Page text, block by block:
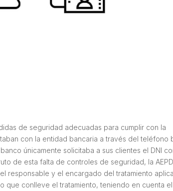
de seguridad adecuadas para cumplir con la
con la entidad bancaria a través del teléfono
únicamente solicitaba a sus clientes el DNI
de esta falta de controles de seguridad, la AEPD
el responsable y el encargado del tratamiento
que conlleve el tratamiento, teniendo en cuenta el